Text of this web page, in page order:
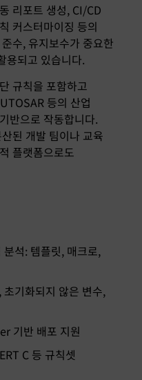
리포트 생성, CI/CD
커스터마이징 등의
수, 유지보수가 중요한
용되고 있습니다.
규칙을 포함하고
등의 산업
반으로 작동합니다.
된 개발 팀이나 교육
플랫폼으로도
석: 템플릿, 매크로,
기화되지 않은 변수,
기반 배포 지원
C 등 규칙셋